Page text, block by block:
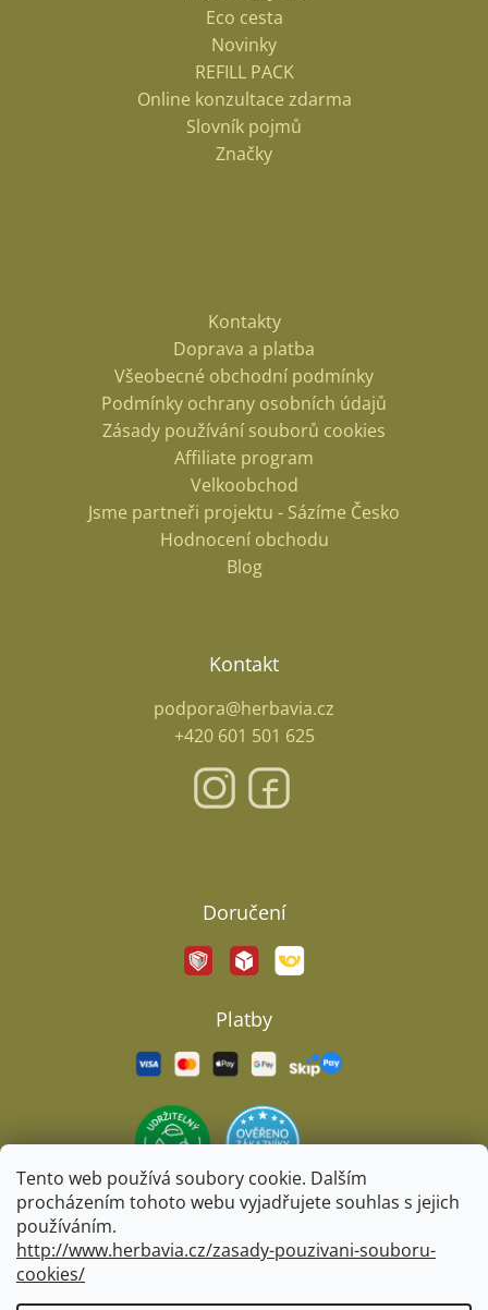
Tento web používá soubory cookie. Dalším
procházením tohoto webu vyjadřujete souhlas s jejich
používáním.
http://www.herbavia.cz/zasady-pouzivani-souboru-
cookies/
Eco cesta
Novinky
REFILL PACK
Online konzultace zdarma
Slovník pojmů
Značky
Kontakty
Doprava a platba
Všeobecné obchodní podmínky
Podmínky ochrany osobních údajů
Zásady používání souborů cookies
Affiliate program
Velkoobchod
Jsme partneři projektu - Sázíme Česko
Hodnocení obchodu
Blog
Kontakt
podpora@herbavia.cz
+420 601 501 625
Doručení
Platby